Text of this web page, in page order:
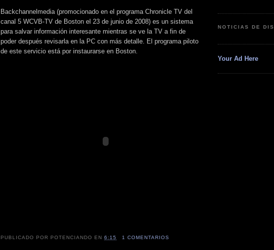
Backchannelmedia (promocionado en el programa Chronicle TV del
canal 5 WCVB-TV de Boston el 23 de junio de 2008) es un sistema
para salvar información interesante mientras se ve la TV a fin de
poder después revisarla en la PC con más detalle. El programa piloto
de este servicio está por instaurarse en Boston.
PUBLICADO POR POTENCIANDO EN6:15 1 COMENTARIOS
NOTICIAS DE
Your Ad Here